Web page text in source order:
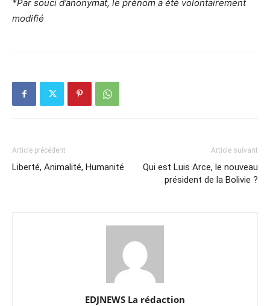
*Par souci d’anonymat, le prénom a été volontairement
modifié
Article précédent
Liberté, Animalité, Humanité
Article suivant
Qui est Luis Arce, le nouveau
président de la Bolivie ?
EDJNEWS La rédaction